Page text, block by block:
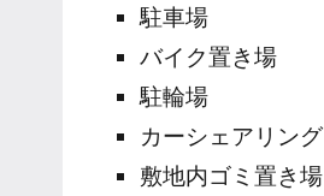
駐車場
バイク置き場
駐輪場
カーシェアリング
敷地内ゴミ置き場